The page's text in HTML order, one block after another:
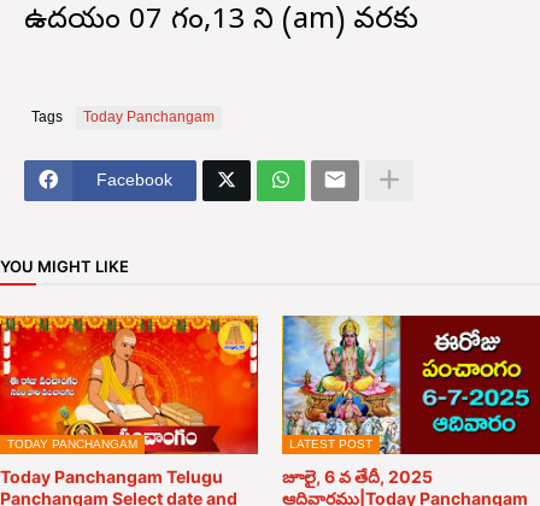
ఉదయం 07 గం,13 ని (am) వరకు
Tags Today Panchangam
Facebook
YOU MIGHT LIKE
TODAY PANCHANGAM
Today Panchangam Telugu
Panchangam Select date and
LATEST POST
జూలై, 6 వ తేదీ, 2025
ఆదివారము|Today Panchangam